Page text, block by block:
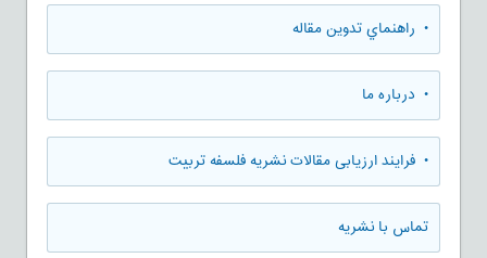
• راهنماي تدوين مقاله
• درباره ما
• فرایند ارزیابی مقالات نشریه فلسفه تربیت
تماس با نشریه